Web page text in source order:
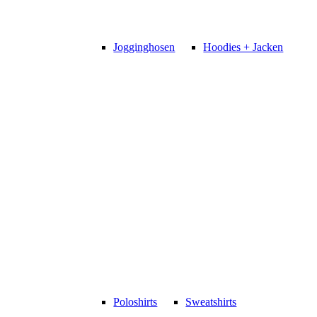
Jogginghosen Hoodies + Jacken
Poloshirts Sweatshirts